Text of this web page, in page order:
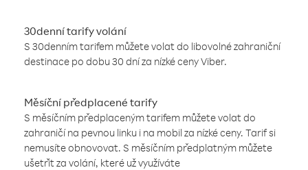
30denní tarify volání
S 30denním tarifem můžete volat do libovolné zahraniční
destinace po dobu 30 dní za nízké ceny Viber.
Měsíční předplacené tarify
S měsíčním předplaceným tarifem můžete volat do
zahraničí na pevnou linku i na mobil za nízké ceny. Tarif si
nemusíte obnovovat. S měsíčním předplatným můžete
ušetřit za volání, které už využíváte